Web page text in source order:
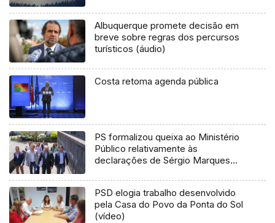
Albuquerque promete decisão em
breve sobre regras dos percursos
turísticos (áudio)
Costa retoma agenda pública
PS formalizou queixa ao Ministério
Público relativamente às
declarações de Sérgio Marques
PSD elogia trabalho desenvolvido
pela Casa do Povo da Ponta do Sol
(vídeo)